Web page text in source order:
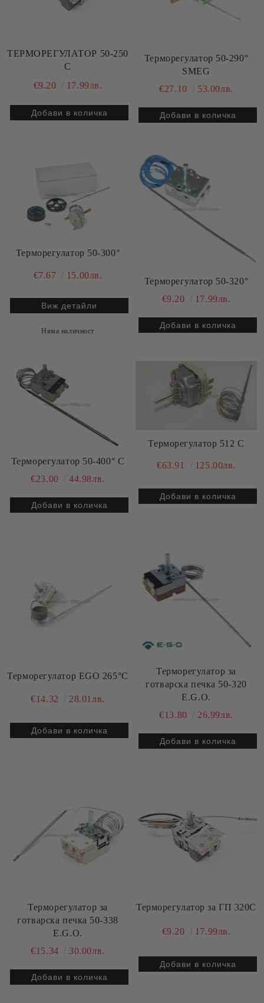
ТЕРМОРЕГУЛАТОР 50-250
C
€9.20
17.99лв.
Терморегулатор 50-290°
SMEG
€27.10
53.00лв.
Терморегулатор 50-300°
€7.67 15.00лв.
Виж детайли
Няма наличност
Терморегулатор 50-320°
€9.20
17.99лв.
Терморегулатор 50-400° C
€23.00
44.98лв.
Терморегулатор 512 С
€63.91 125.00лв.
Терморегулатор EGO 265°C
€14.32 28.01лв.
Терморегулатор за
готварска печка 50-320
E.G.O.
€13.80
26.99лв.
Терморегулатор за
готварска печка 50-338
E.G.O.
€15.34
30.00лв.
Терморегулатор за ГП 320C
€9.20 17.99лв.